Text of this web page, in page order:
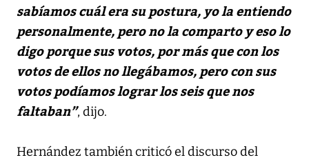
sabíamos cuál era su postura, yo la entiendo
personalmente, pero no la comparto y eso lo
digo porque sus votos, por más que con los
votos de ellos no llegábamos, pero con sus
votos podíamos lograr los seis que nos
faltaban”, dijo.
Hernández también criticó el discurso del